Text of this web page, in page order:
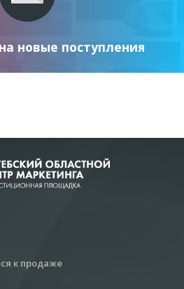
новые поступления
к продаже